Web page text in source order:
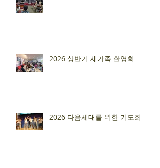
2026 상반기 새가족 환영회
2026 다음세대를 위한 기도회